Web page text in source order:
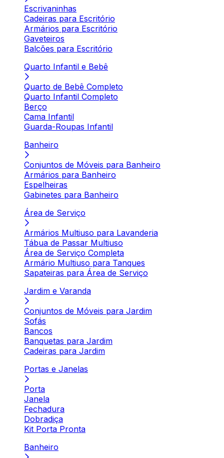
Escrivaninhas
Cadeiras para Escritório
Armários para Escritório
Gaveteiros
Balcões para Escritório
Quarto Infantil e Bebê
Quarto de Bebê Completo
Quarto Infantil Completo
Berço
Cama Infantil
Guarda-Roupas Infantil
Banheiro
Conjuntos de Móveis para Banheiro
Armários para Banheiro
Espelheiras
Gabinetes para Banheiro
Área de Serviço
Armários Multiuso para Lavanderia
Tábua de Passar Multiuso
Área de Serviço Completa
Armário Multiuso para Tanques
Sapateiras para Área de Serviço
Jardim e Varanda
Conjuntos de Móveis para Jardim
Sofás
Bancos
Banquetas para Jardim
Cadeiras para Jardim
Portas e Janelas
Porta
Janela
Fechadura
Dobradiça
Kit Porta Pronta
Banheiro